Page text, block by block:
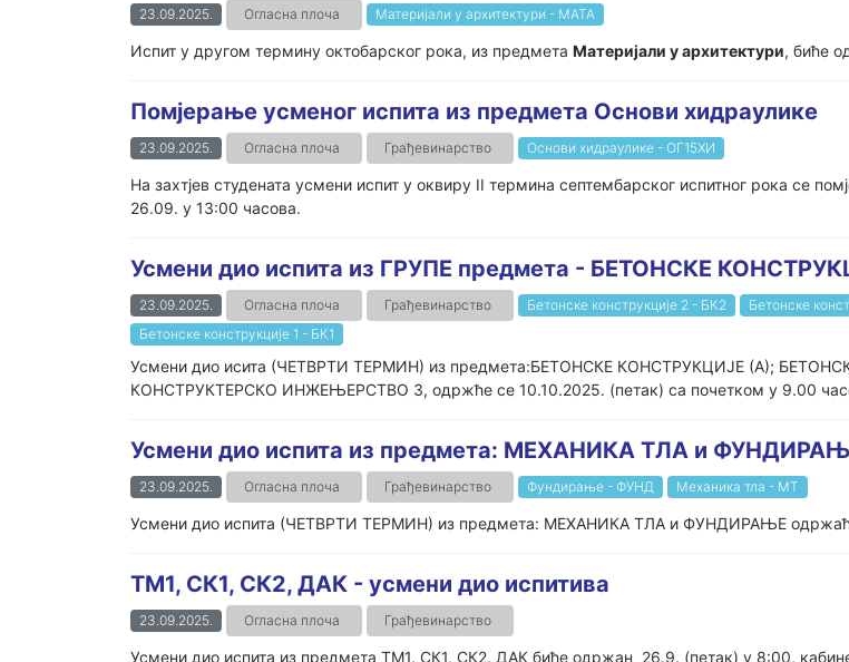
23.09.2025. Огласна плоча Материјали у архитектури - МАТА
Испит у другом термину октобарског рока, из предмета Материјали у архитектури, биће
Помјерање усменог испита из предмета Основи хидраулике
23.09.2025. Огласна плоча Грађевинарство Основи хидраулике - ОГ15ХИ
На захтјев студената усмени испит у оквиру II термина септембарског испитног рока се
26.09. у 13:00 часова.
Усмени дио испита из ГРУПЕ предмета - БЕТОНСКЕ
23.09.2025. Огласна плоча Грађевинарство Бетонске конструкције 2 - БК2 Бетонске
Бетонске конструкције 1 - БК1
Усмени дио исита (ЧЕТВРТИ ТЕРМИН) из предмета:БЕТОНСКЕ КОНСТРУКЦИЈЕ (А);
КОНСТРУКТЕРСКО ИНЖЕЊЕРСТВО 3, одржће се 10.10.2025. (петак) са почетком у 9.00
Усмени дио испита из предмета: МЕХАНИКА ТЛА и
23.09.2025. Огласна плоча Грађевинарство Фундирање - ФУНД Механика тла - МТ
Усмени дио испита (ЧЕТВРТИ ТЕРМИН) из предмета: МЕХАНИКА ТЛА и ФУНДИРАЊЕ
TM1, СК1, СК2, ДАК - усмени дио испитива
23.09.2025. Огласна плоча Грађевинарство
Усмени дио испита из предмета ТМ1, СК1, СК2, ДАК биће одржан 26.9. (петак) у 8:00,